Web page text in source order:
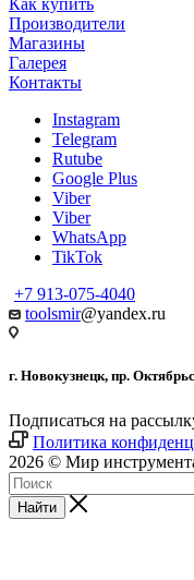
Производители
Магазины
Галерея
Контакты
Instagram
Telegram
Rutube
Google Plus
Viber
Viber
WhatsApp
TikTok
+7 913-075-4040
toolsmir@yandex.ru
г. Новокузнецк, пр.
Подписаться на
Политика
2026 © Мир
Найти